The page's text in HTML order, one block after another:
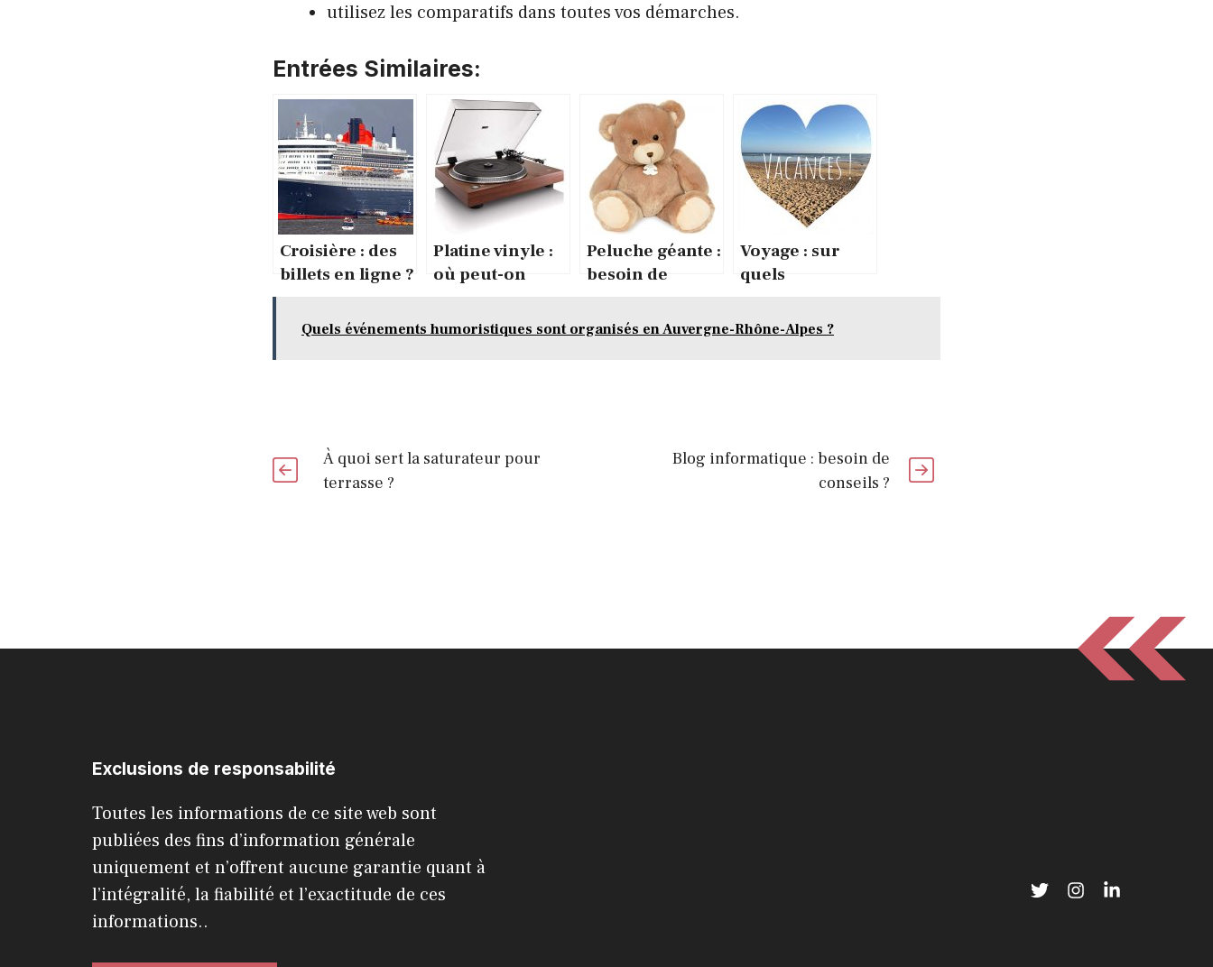
utilisez les comparatifs dans toutes vos démarches.
Entrées Similaires:
Croisière : des
billets en ligne ?
Platine vinyle :
où peut-on
platines vinyles
Peluche géante :
besoin de
Voyage : sur
quels
faut-il jouer?
Quels événements humoristiques sont organisés en Auvergne-Rhône-Alpes ?
À quoi sert la saturateur pour
terrasse ?
Blog informatique : besoin de
conseils ?
Exclusions de responsabilité
Toutes les informations de ce site web sont
publiées des fins d’information générale
uniquement et n’offrent aucune garantie quant à
l’intégralité, la fiabilité et l’exactitude de ces
informations..